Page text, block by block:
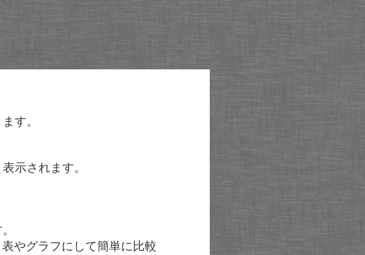
す。
示されます。
やグラフにして簡単に比較